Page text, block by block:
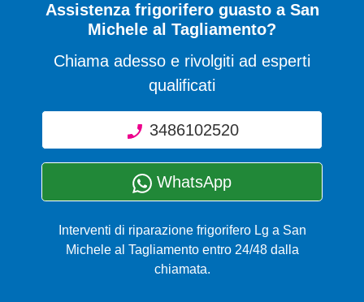
Assistenza frigorifero guasto a San
Michele al Tagliamento?
Chiama adesso e rivolgiti ad esperti
qualificati
3486102520
WhatsApp
Interventi di riparazione frigorifero Lg a San
Michele al Tagliamento entro 24/48 dalla
chiamata.